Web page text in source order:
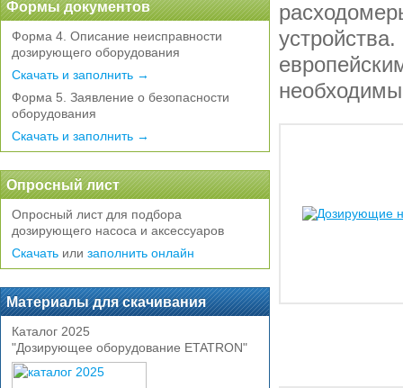
Формы документов
Форма 4. Описание неисправности
дозирующего оборудования
Скачать и заполнить →
Форма 5. Заявление о безопасности
оборудования
Скачать и заполнить →
Опросный лист
Опросный лист для подбора
дозирующего насоса и аксессуаров
Скачать или заполнить онлайн
Материалы для скачивания
Каталог 2025
"Дозирующее оборудование ETATRON"